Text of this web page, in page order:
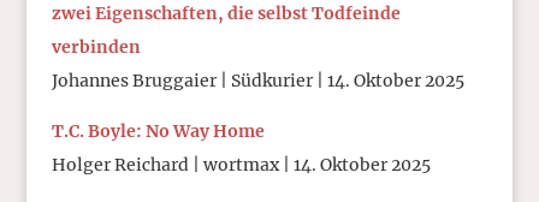
zwei Eigenschaften, die selbst Todfeinde
verbinden
Johannes Bruggaier | Südkurier | 14. Oktober 2025
T.C. Boyle: No Way Home
Holger Reichard | wortmax | 14. Oktober 2025